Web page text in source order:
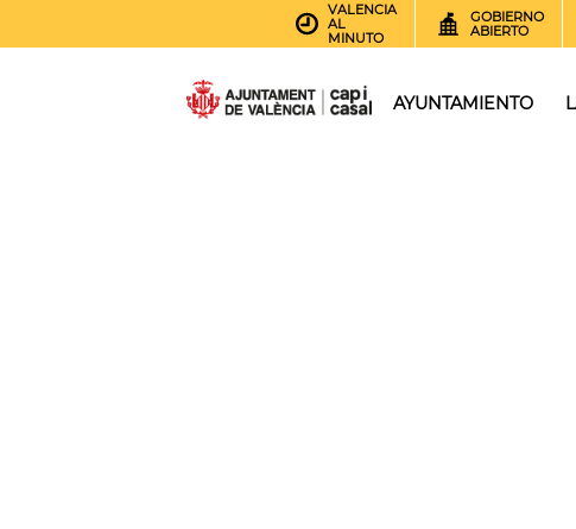
VALENCIA
AL
MINUTO
GOBIERNO
ABIERTO
AYUNTAMIENTO